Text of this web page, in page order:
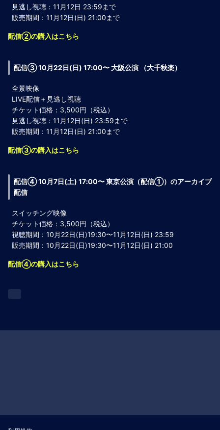
見逃し視聴：11月12日 23:59まで
販売期間：11月12日(日) 21:00まで
配信②の購入はこちら
配信③ 10月22日(日) 17:00〜 大阪公演 （大千秋楽）
全景映像
LIVE配信＋見逃し視聴
チケット価格：3,500円（税込）
見逃し視聴：11月12日(日) 23:59まで
販売期間：11月12日(日) 21:00まで
配信③の購入はこちら
配信④ 10月7日(土) 17:00〜 東京公演（配信①）のアーカイブ
配信
スイッチング映像
チケット価格：3,500円（税込）
視聴期間：10月22日(日)19:30〜11月12日(日) 23:59
販売期間：10月22日(日)19:30〜11月12日(日) 21:00
配信④の購入はこちら